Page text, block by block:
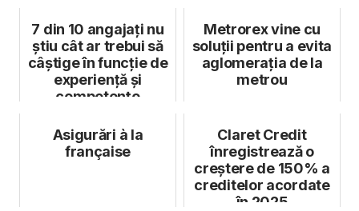
7 din 10 angajați nu
știu cât ar trebui să
câștige în funcție de
experiență și
competențe
Metrorex vine cu
soluții pentru a evita
aglomerația de la
metrou
Asigurări à la
française
Claret Credit
înregistrează o
creștere de 150% a
creditelor acordate
în 2025